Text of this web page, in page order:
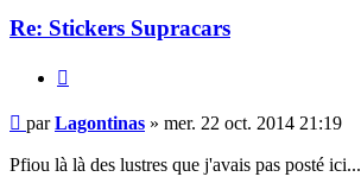
Re: Stickers Supracars
Message
non
lu
parLagontinas » mer. 22 oct. 2014 21:19
Pfiou là là des lustres que j'avais pas posté ici...